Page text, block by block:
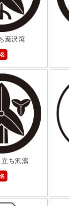
葉沢瀉
名
立ち沢瀉
名